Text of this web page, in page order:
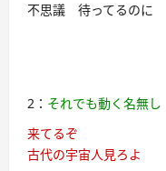
不思議 待ってるのに
2： それでも動く名無し
来てるぞ
古代の宇宙人見ろよ